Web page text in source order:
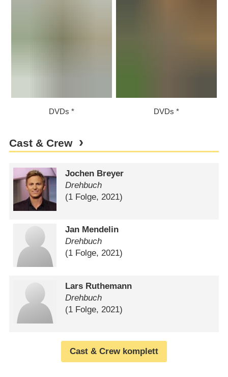
DVDs DVDs
Cast & Crew
Jochen Breyer
Drehbuch
(1 Folge, 2021)
Jan Mendelin
Drehbuch
(1 Folge, 2021)
Lars Ruthemann
Drehbuch
(1 Folge, 2021)
Cast & Crew komplett